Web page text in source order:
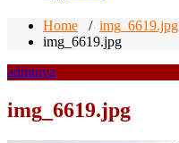
Home / img_6619.jpg
img_6619.jpg
adminva
img_6619.jpg